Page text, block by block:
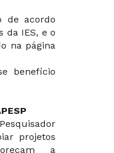
de acordo
da IES, e o
na página
benefício
projetos
a